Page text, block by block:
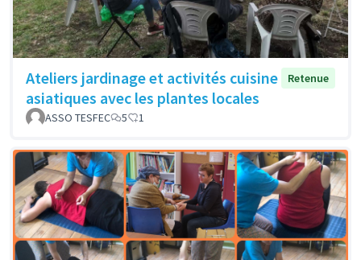
Ateliers jardinage et activités cuisine
asiatiques avec les plantes locales
Retenue
ASSO TESFEC 5 1